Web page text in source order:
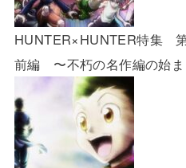
HUNTER×HUNTER特集
前編 〜不朽の名作編の始